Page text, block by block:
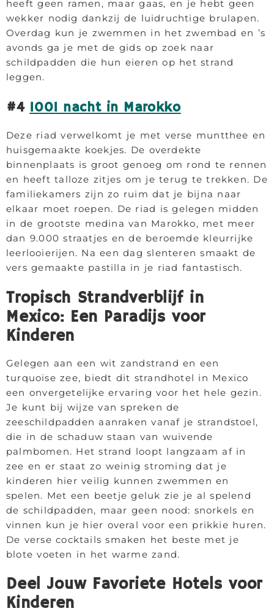
heeft geen ramen, maar gaas, en je hebt geen
wekker nodig dankzij de luidruchtige brulapen.
Overdag kun je zwemmen in het zwembad en ’s
avonds ga je met de gids op zoek naar
schildpadden die hun eieren op het strand
leggen.
#4 1001 nacht in Marokko
Deze riad verwelkomt je met verse muntthee en
huisgemaakte koekjes. De overdekte
binnenplaats is groot genoeg om rond te rennen
en heeft talloze zitjes om je terug te trekken. De
familiekamers zijn zo ruim dat je bijna naar
elkaar moet roepen. De riad is gelegen midden
in de grootste medina van Marokko, met meer
dan 9.000 straatjes en de beroemde kleurrijke
leerlooierijen. Na een dag slenteren smaakt de
vers gemaakte pastilla in je riad fantastisch.
Tropisch Strandverblijf in
Mexico: Een Paradijs voor
Kinderen
Gelegen aan een wit zandstrand en een
turquoise zee, biedt dit strandhotel in Mexico
een onvergetelijke ervaring voor het hele gezin.
Je kunt bij wijze van spreken de
zeeschildpadden aanraken vanaf je strandstoel,
die in de schaduw staan van wuivende
palmbomen. Het strand loopt langzaam af in
zee en er staat zo weinig stroming dat je
kinderen hier veilig kunnen zwemmen en
spelen. Met een beetje geluk zie je al spelend
de schildpadden, maar geen nood: snorkels en
vinnen kun je hier overal voor een prikkie huren.
De verse cocktails smaken het beste met je
blote voeten in het warme zand.
Deel Jouw Favoriete Hotels voor
Kinderen